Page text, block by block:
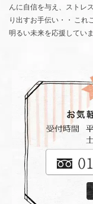
んに自信を与え、ストレ
り出すお手伝い・・ これ
明るい未来を応援していま